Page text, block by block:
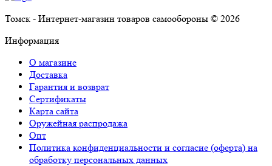
Томск - Интернет-магазин товаров самообороны © 2026
Информация
О магазине
Доставка
Гарантия и возврат
Сертификаты
Карта сайта
Оружейная распродажа
Опт
Политика конфиденциальности и согласие (оферта) на
обработку персональных данных